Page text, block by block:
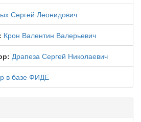
Сергей Леонидович
Крон Валентин Валерьевич
Драпеза Сергей Николаевич
в базе ФИДЕ